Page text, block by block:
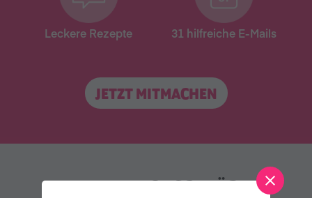
Leckere Rezepte 31 hilfreiche E-Mails
JETZT MITMACHEN